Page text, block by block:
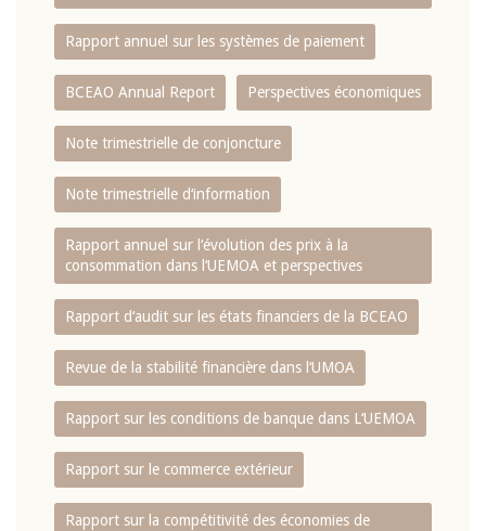
Rapport annuel sur les systèmes de paiement
BCEAO Annual Report Perspectives économiques
Note trimestrielle de conjoncture
Note trimestrielle d‘information
Rapport annuel sur l‘évolution des prix à la
consommation dans l‘UEMOA et perspectives
Rapport d‘audit sur les états financiers de la BCEAO
Revue de la stabilité financière dans l‘UMOA
Rapport sur les conditions de banque dans L‘UEMOA
Rapport sur le commerce extérieur
Rapport sur la compétitivité des économies de